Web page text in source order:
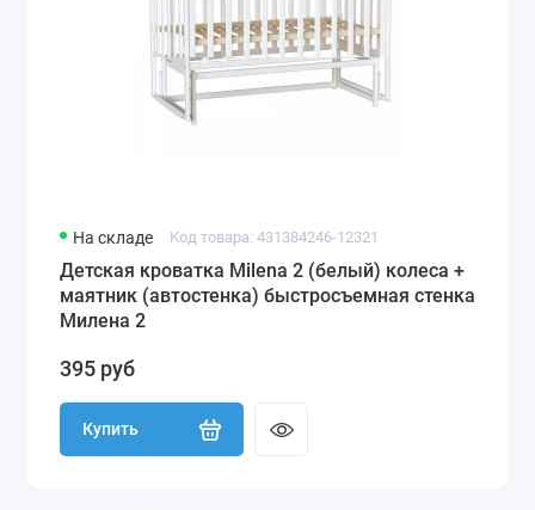
На складе Код товара: 431384246-12321
Детская кроватка Milena 2 (белый) колеса +
маятник (автостенка) быстросъемная стенка
Милена 2
395 руб
Купить